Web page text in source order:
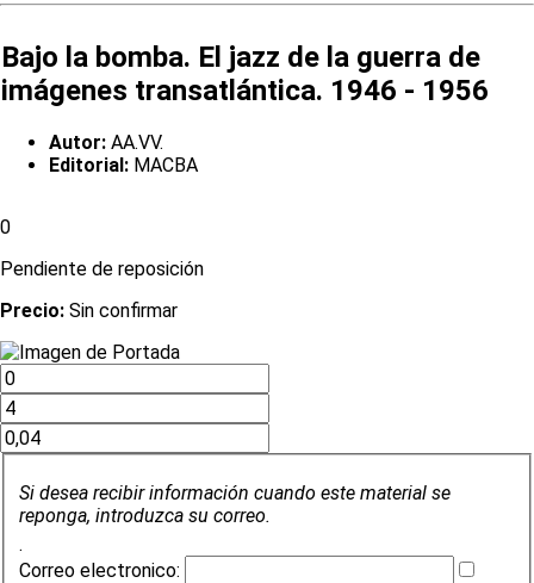
Bajo la bomba. El jazz de la guerra de
imágenes transatlántica. 1946 - 1956
Autor: AA.VV.
Editorial: MACBA
0
Pendiente de reposición
Precio: Sin confirmar
Si desea recibir información cuando este material se
reponga, introduzca su correo.
.
Correo electronico: